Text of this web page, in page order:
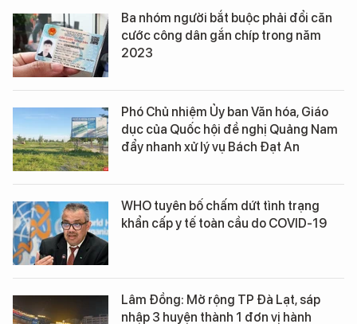
Ba nhóm người bắt buộc phải đổi căn
cước công dân gắn chíp trong năm
2023
Phó Chủ nhiệm Ủy ban Văn hóa, Giáo
dục của Quốc hội đề nghị Quảng Nam
đẩy nhanh xử lý vụ Bách Đạt An
WHO tuyên bố chấm dứt tình trạng
khẩn cấp y tế toàn cầu do COVID-19
Lâm Đồng: Mở rộng TP Đà Lạt, sáp
nhập 3 huyện thành 1 đơn vị hành